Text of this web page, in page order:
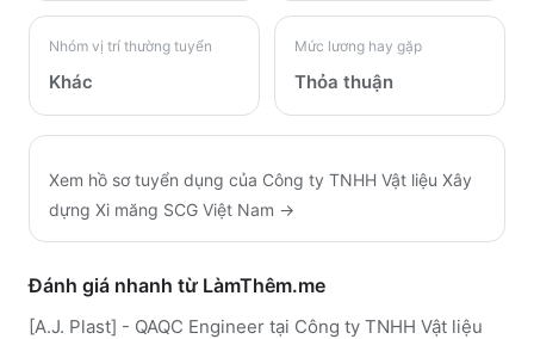
Nhóm vị trí thường tuyển
Khác
Mức lương hay gặp
Thỏa thuận
Xem hồ sơ tuyển dụng của Công ty TNHH Vật liệu Xây
dựng Xi măng SCG Việt Nam →
Đánh giá nhanh từ LàmThêm.me
[A.J. Plast] - QAQC Engineer tại Công ty TNHH Vật liệu